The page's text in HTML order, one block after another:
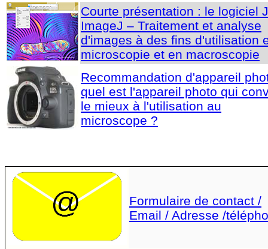
Courte présentation : le logiciel
ImageJ – Traitement et analyse
d'images à des fins d'utilisation
microscopie et en macroscopie
Recommandation d'appareil
quel est l'appareil photo qui
le mieux à l'utilisation au
microscope ?
Formulaire de contact /
Email / Adresse /